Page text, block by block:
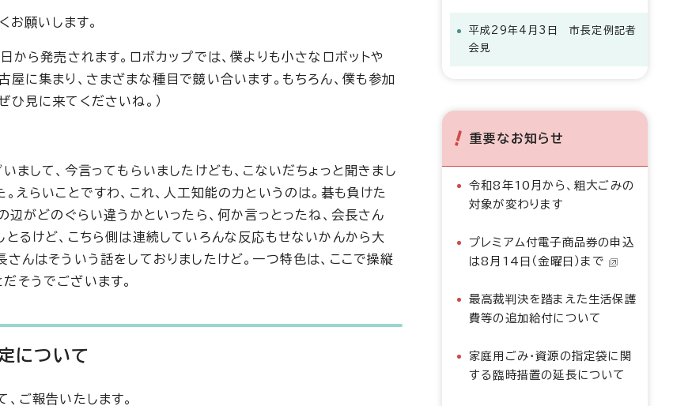
お願いします。
ら発売されます。ロボカップでは、僕よりも小さなロボットや
に集まり、さまざまな種目で競い合います。もちろん、僕も参加
ひ見に来てくださいね。）
まして、今言ってもらいましたけども、こないだちょっと聞きまし
えらいことですわ、これ、人工知能の力というのは。碁も負けた
辺がどのぐらい違うかといったら、何か言っとったね、会長さん
るけど、こちら側は連続していろんな反応もせないかんから大
んはそういう話をしておりましたけど。一つ特色は、ここで操縦
そうでございます。
について
ご報告いたします。
平成29年4月3日 市長定例記者
会見
重要なお知らせ
令和8年10月から、粗大ごみの
対象が変わります
プレミアム付電子商品券の申込
は8月14日（金曜日）まで
最高裁判決を踏まえた生活保護
費等の追加給付について
家庭用ごみ・資源の指定袋に関
する臨時措置の延長について